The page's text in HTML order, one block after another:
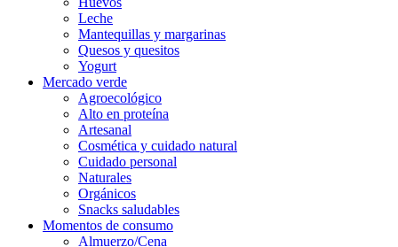
Leche
Mantequillas y margarinas
Quesos y quesitos
Yogurt
Mercado verde
Agroecológico
Alto en proteína
Artesanal
Cosmética y cuidado natural
Cuidado personal
Naturales
Orgánicos
Snacks saludables
Momentos de consumo
Almuerzo/Cena